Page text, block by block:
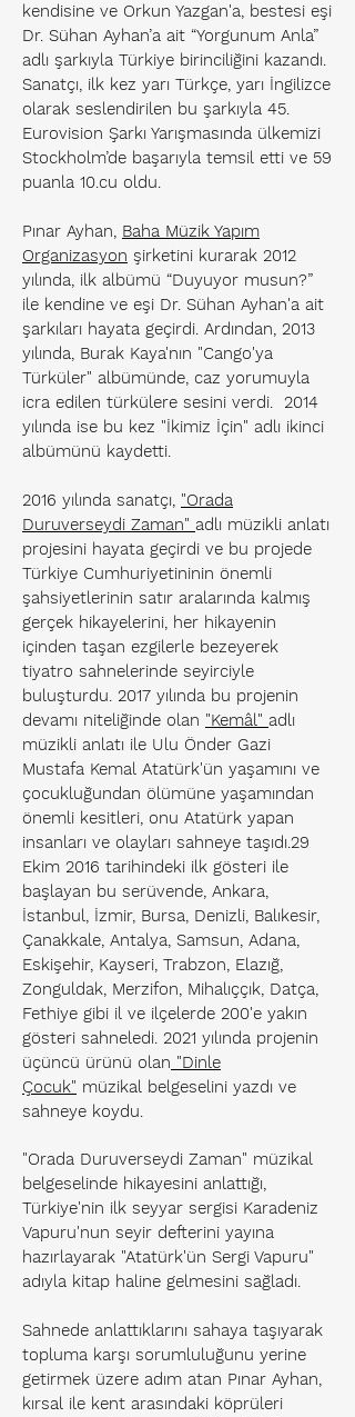
kendisine ve Orkun Yazgan'a, bestesi eşi
Dr. Sühan Ayhan’a ait “Yorgunum Anla”
adlı şarkıyla Türkiye birinciliğini kazandı.
Sanatçı, ilk kez yarı Türkçe, yarı İngilizce
olarak seslendirilen bu şarkıyla 45.
Eurovision Şarkı Yarışmasında ülkemizi
Stockholm’de başarıyla temsil etti ve 59
puanla 10.cu oldu.
Pınar Ayhan, Baha Müzik Yapım
Organizasyon şirketini kurarak 2012
yılında, ilk albümü “Duyuyor musun?”
ile kendine ve eşi Dr. Sühan Ayhan'a ait
şarkıları hayata geçirdi. Ardından, 2013
yılında, Burak Kaya'nın "Cango'ya
Türküler" albümünde, caz yorumuyla
icra edilen türkülere sesini verdi. 2014
yılında ise bu kez "İkimiz İçin" adlı ikinci
albümünü kaydetti.
2016 yılında sanatçı, "Orada
Duruverseydi Zaman" adlı müzikli anlatı
projesini hayata geçirdi ve bu projede
Türkiye Cumhuriyetininin önemli
şahsiyetlerinin satır aralarında kalmış
gerçek hikayelerini, her hikayenin
içinden taşan ezgilerle bezeyerek
tiyatro sahnelerinde seyirciyle
buluşturdu. 2017 yılında bu projenin
devamı niteliğinde olan "Kemâl" adlı
müzikli anlatı ile Ulu Önder Gazi
Mustafa Kemal Atatürk'ün yaşamını ve
çocukluğundan ölümüne yaşamından
önemli kesitleri, onu Atatürk yapan
insanları ve olayları sahneye taşıdı.29
Ekim 2016 tarihindeki ilk gösteri ile
başlayan bu serüvende, Ankara,
İstanbul, İzmir, Bursa, Denizli, Balıkesir,
Çanakkale, Antalya, Samsun, Adana,
Eskişehir, Kayseri, Trabzon, Elazığ,
Zonguldak, Merzifon, Mihalıççık, Datça,
Fethiye gibi il ve ilçelerde 200'e yakın
gösteri sahneledi. 2021 yılında projenin
üçüncü ürünü olan "Dinle
Çocuk" müzikal belgeselini yazdı ve
sahneye koydu.
"Orada Duruverseydi Zaman" müzikal
belgeselinde hikayesini anlattığı,
Türkiye'nin ilk seyyar sergisi Karadeniz
Vapuru'nun seyir defterini yayına
hazırlayarak "Atatürk'ün Sergi Vapuru"
adıyla kitap haline gelmesini sağladı.
Sahnede anlattıklarını sahaya taşıyarak
topluma karşı sorumluluğunu yerine
getirmek üzere adım atan Pınar Ayhan,
kırsal ile kent arasındaki köprüleri